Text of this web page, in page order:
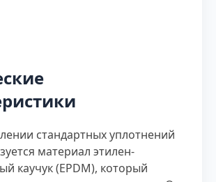
стандартных уплотнений
материал этилен-
каучук (EPDM), который